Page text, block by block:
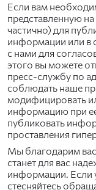
Если вам
представленную
частично) для
информации или в
с нами для
этого вы можете
пресс-службу по
соблюдать наше
модифицировать
информацию при
публиковать
проставления
Мы благодарим
станет для вас
информации. Если
стесняйтесь